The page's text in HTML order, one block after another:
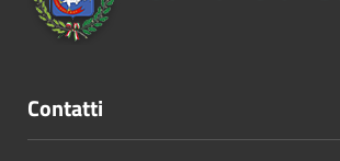
Contatti